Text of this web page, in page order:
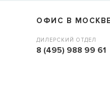
заявку и мы сообщим
ОФИС В
ДИЛЕРСКИЙ ОТДЕЛ
8 (495) 988 99 61